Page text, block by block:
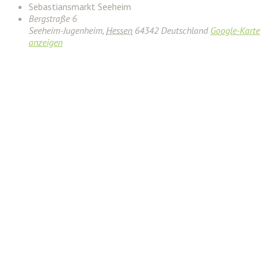
Sebastiansmarkt Seeheim
Bergstraße 6
Seeheim-Jugenheim, Hessen 64342 Deutschland Google-Karte
anzeigen